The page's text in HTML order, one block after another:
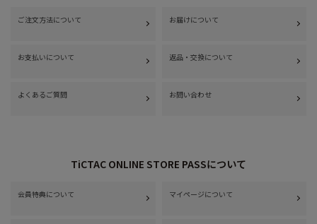
ご注文方法について お届けについて
お支払いについて 返品・交換について
よくあるご質問 お問い合わせ
TiCTAC ONLINE STORE PASSについて
会員特典について マイページについて